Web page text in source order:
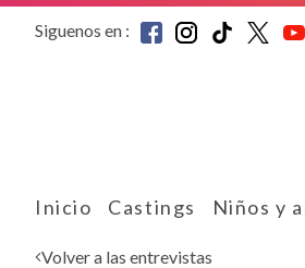
Siguenos en :
Inicio Castings Niños y
Volver a las entrevistas